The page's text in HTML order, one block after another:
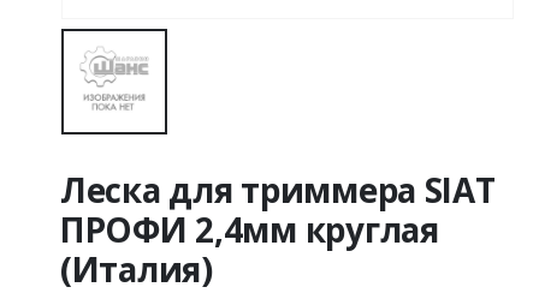
Леска для триммера SIAT
ПРОФИ 2,4мм круглая
(Италия)